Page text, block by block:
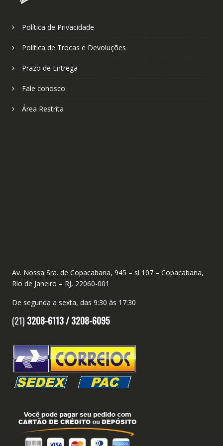
Política de Privacidade
Política de Trocas e Devoluções
Prazo de Entrega
Fale conosco
Área Restrita
Av. Nossa Sra. de Copacabana, 945 – sl 107 – Copacabana,
Rio de Janeiro – RJ, 22060-001
De segunda a sexta, das 9:30 às 17:30
(21) 3208-6113 /3208-6095